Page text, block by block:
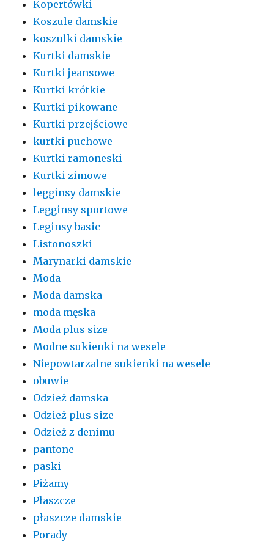
Kopertówki
Koszule damskie
koszulki damskie
Kurtki damskie
Kurtki jeansowe
Kurtki krótkie
Kurtki pikowane
Kurtki przejściowe
kurtki puchowe
Kurtki ramoneski
Kurtki zimowe
legginsy damskie
Legginsy sportowe
Leginsy basic
Listonoszki
Marynarki damskie
Moda
Moda damska
moda męska
Moda plus size
Modne sukienki na wesele
Niepowtarzalne sukienki na wesele
obuwie
Odzież damska
Odzież plus size
Odzież z denimu
pantone
paski
Piżamy
Płaszcze
płaszcze damskie
Porady